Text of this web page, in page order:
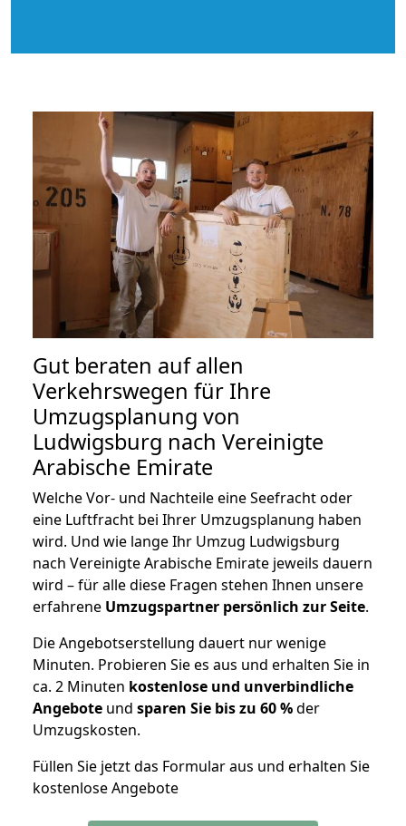
Gut beraten auf allen
Verkehrswegen für Ihre
Umzugsplanung von
Ludwigsburg nach Vereinigte
Arabische Emirate
Welche Vor- und Nachteile eine Seefracht oder
eine Luftfracht bei Ihrer Umzugsplanung haben
wird. Und wie lange Ihr Umzug Ludwigsburg
nach Vereinigte Arabische Emirate jeweils dauern
wird – für alle diese Fragen stehen Ihnen unsere
erfahrene Umzugspartner persönlich zur Seite.
Die Angebotserstellung dauert nur wenige
Minuten. Probieren Sie es aus und erhalten Sie in
ca. 2 Minuten kostenlose und unverbindliche
Angebote und sparen Sie bis zu 60 %der
Umzugskosten.
Füllen Sie jetzt das Formular aus und erhalten Sie
kostenlose Angebote